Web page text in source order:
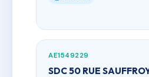
AE1549229
SDC 50 RUE